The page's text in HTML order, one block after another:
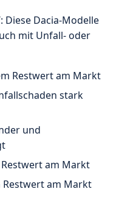
Diese Dacia-Modelle
mit Unfall- oder
Restwert am Markt
stark
und
am Markt
Restwert am Markt